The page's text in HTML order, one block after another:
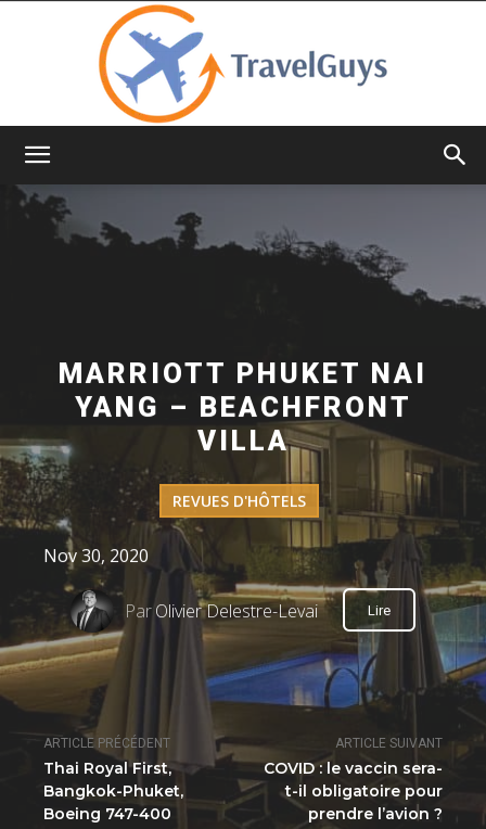
ARTICLE PRÉCÉDENT
Thai Royal First,
Bangkok-Phuket,
Boeing 747-400
ARTICLE SUIVANT
COVID : le vaccin sera-
t-il obligatoire pour
prendre l’avion ?
MARRIOTT PHUKET NAI
YANG – BEACHFRONT
VILLA
REVUES D'HÔTELS
Nov 30, 2020
ParOlivier Delestre-Levai Lire